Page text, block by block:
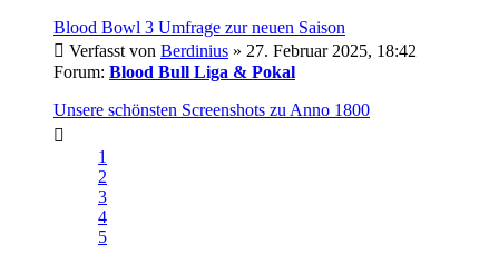
Blood Bowl 3 Umfrage zur neuen Saison
Verfasst von Berdinius » 27. Februar 2025, 18:42
Forum: Blood Bull Liga & Pokal
Unsere schönsten Screenshots zu Anno 1800
1
2
3
4
5